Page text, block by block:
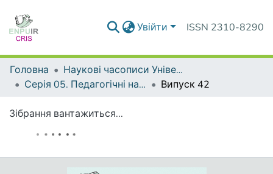
Увійти ISSN 2310-8290
Головна
Наукові часописи Університету
Серія 05. Педагогічні науки: реалії та перспективи
Випуск 42
Зібрання вантажиться...